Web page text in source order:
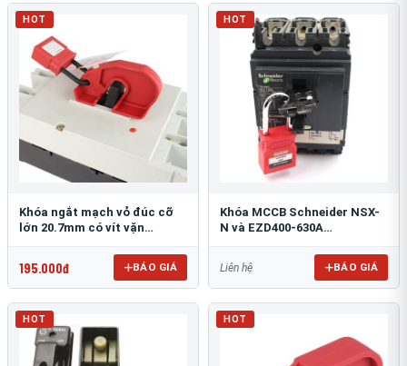
HOT
Khóa ngắt mạch vỏ đúc cỡ
lớn 20.7mm có vít vặn
195.000đ BÁO GIÁ
HOT
Khóa MCCB Schneider NSX-
N và EZD400-630A
Liên hệ BÁO GIÁ
HOT HOT